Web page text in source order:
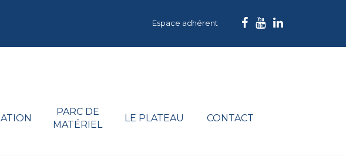
Espace adhérent
PARC DE
MATÉRIEL
LE PLATEAU CONTACT